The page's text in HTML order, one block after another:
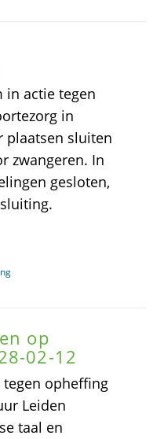
in actie tegen
in
plaatsen sluiten
zwangeren. In
gesloten,
op
02-12
opheffing
Leiden
taal en